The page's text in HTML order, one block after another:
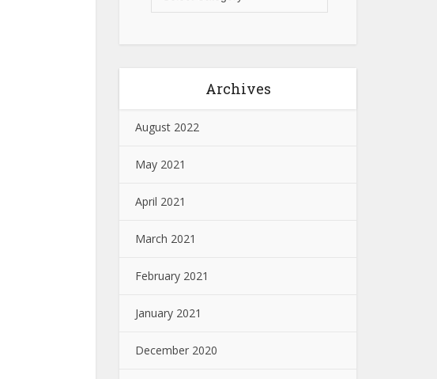
Archives
August 2022
May 2021
April 2021
March 2021
February 2021
January 2021
December 2020